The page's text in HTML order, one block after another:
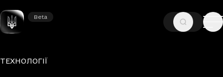
Beta
Beta
ГОЛОВНА —НОВИНИ
Рубрики
ТЕХНОЛОГІЇ